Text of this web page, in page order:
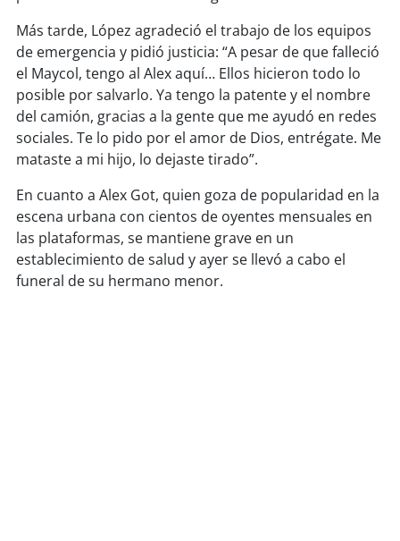
soytalcahuano
soyconcepción
soycoronel
soyarauco
soytemuco
soyvaldivia
soy osorno
Más tarde, López agradeció el trabajo de los equipos
de emergencia y pidió justicia: “A pesar de que falleció
el Maycol, tengo al Alex aquí… Ellos hicieron todo lo
posible por salvarlo. Ya tengo la patente y el nombre
del camión, gracias a la gente que me ayudó en redes
sociales. Te lo pido por el amor de Dios, entrégate. Me
mataste a mi hijo, lo dejaste tirado”.
En cuanto a Alex Got, quien goza de popularidad en la
escena urbana con cientos de oyentes mensuales en
las plataformas, se mantiene grave en un
establecimiento de salud y ayer se llevó a cabo el
funeral de su hermano menor.